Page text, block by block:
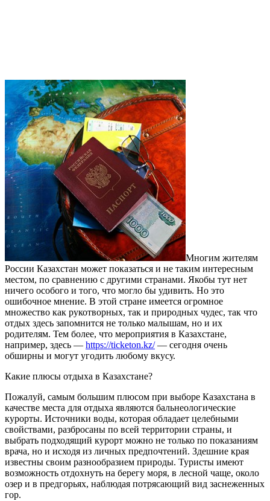
Многим жителям
России Казахстан может показаться и не таким интересным
местом, по сравнению с другими странами. Якобы тут нет
ничего особого и того, что могло бы удивить. Но это
ошибочное мнение. В этой стране имеется огромное
множество как рукотворных, так и природных чудес, так что
отдых здесь запомнится не только малышам, но и их
родителям. Тем более, что мероприятия в Казахстане,
например, здесь — https://ticketon.kz/— сегодня очень
обширны и могут угодить любому вкусу.
Какие плюсы отдыха в Казахстане?
Пожалуй, самым большим плюсом при выборе Казахстана в
качестве места для отдыха являются бальнеологические
курорты. Источники воды, которая обладает целебными
свойствами, разбросаны по всей территории страны, и
выбрать подходящий курорт можно не только по показаниям
врача, но и исходя из личных предпочтений. Здешние края
известны своим разнообразием природы. Туристы имеют
возможность отдохнуть на берегу моря, в лесной чаще, около
озер и в предгорьях, наблюдая потрясающий вид заснеженных
гор.